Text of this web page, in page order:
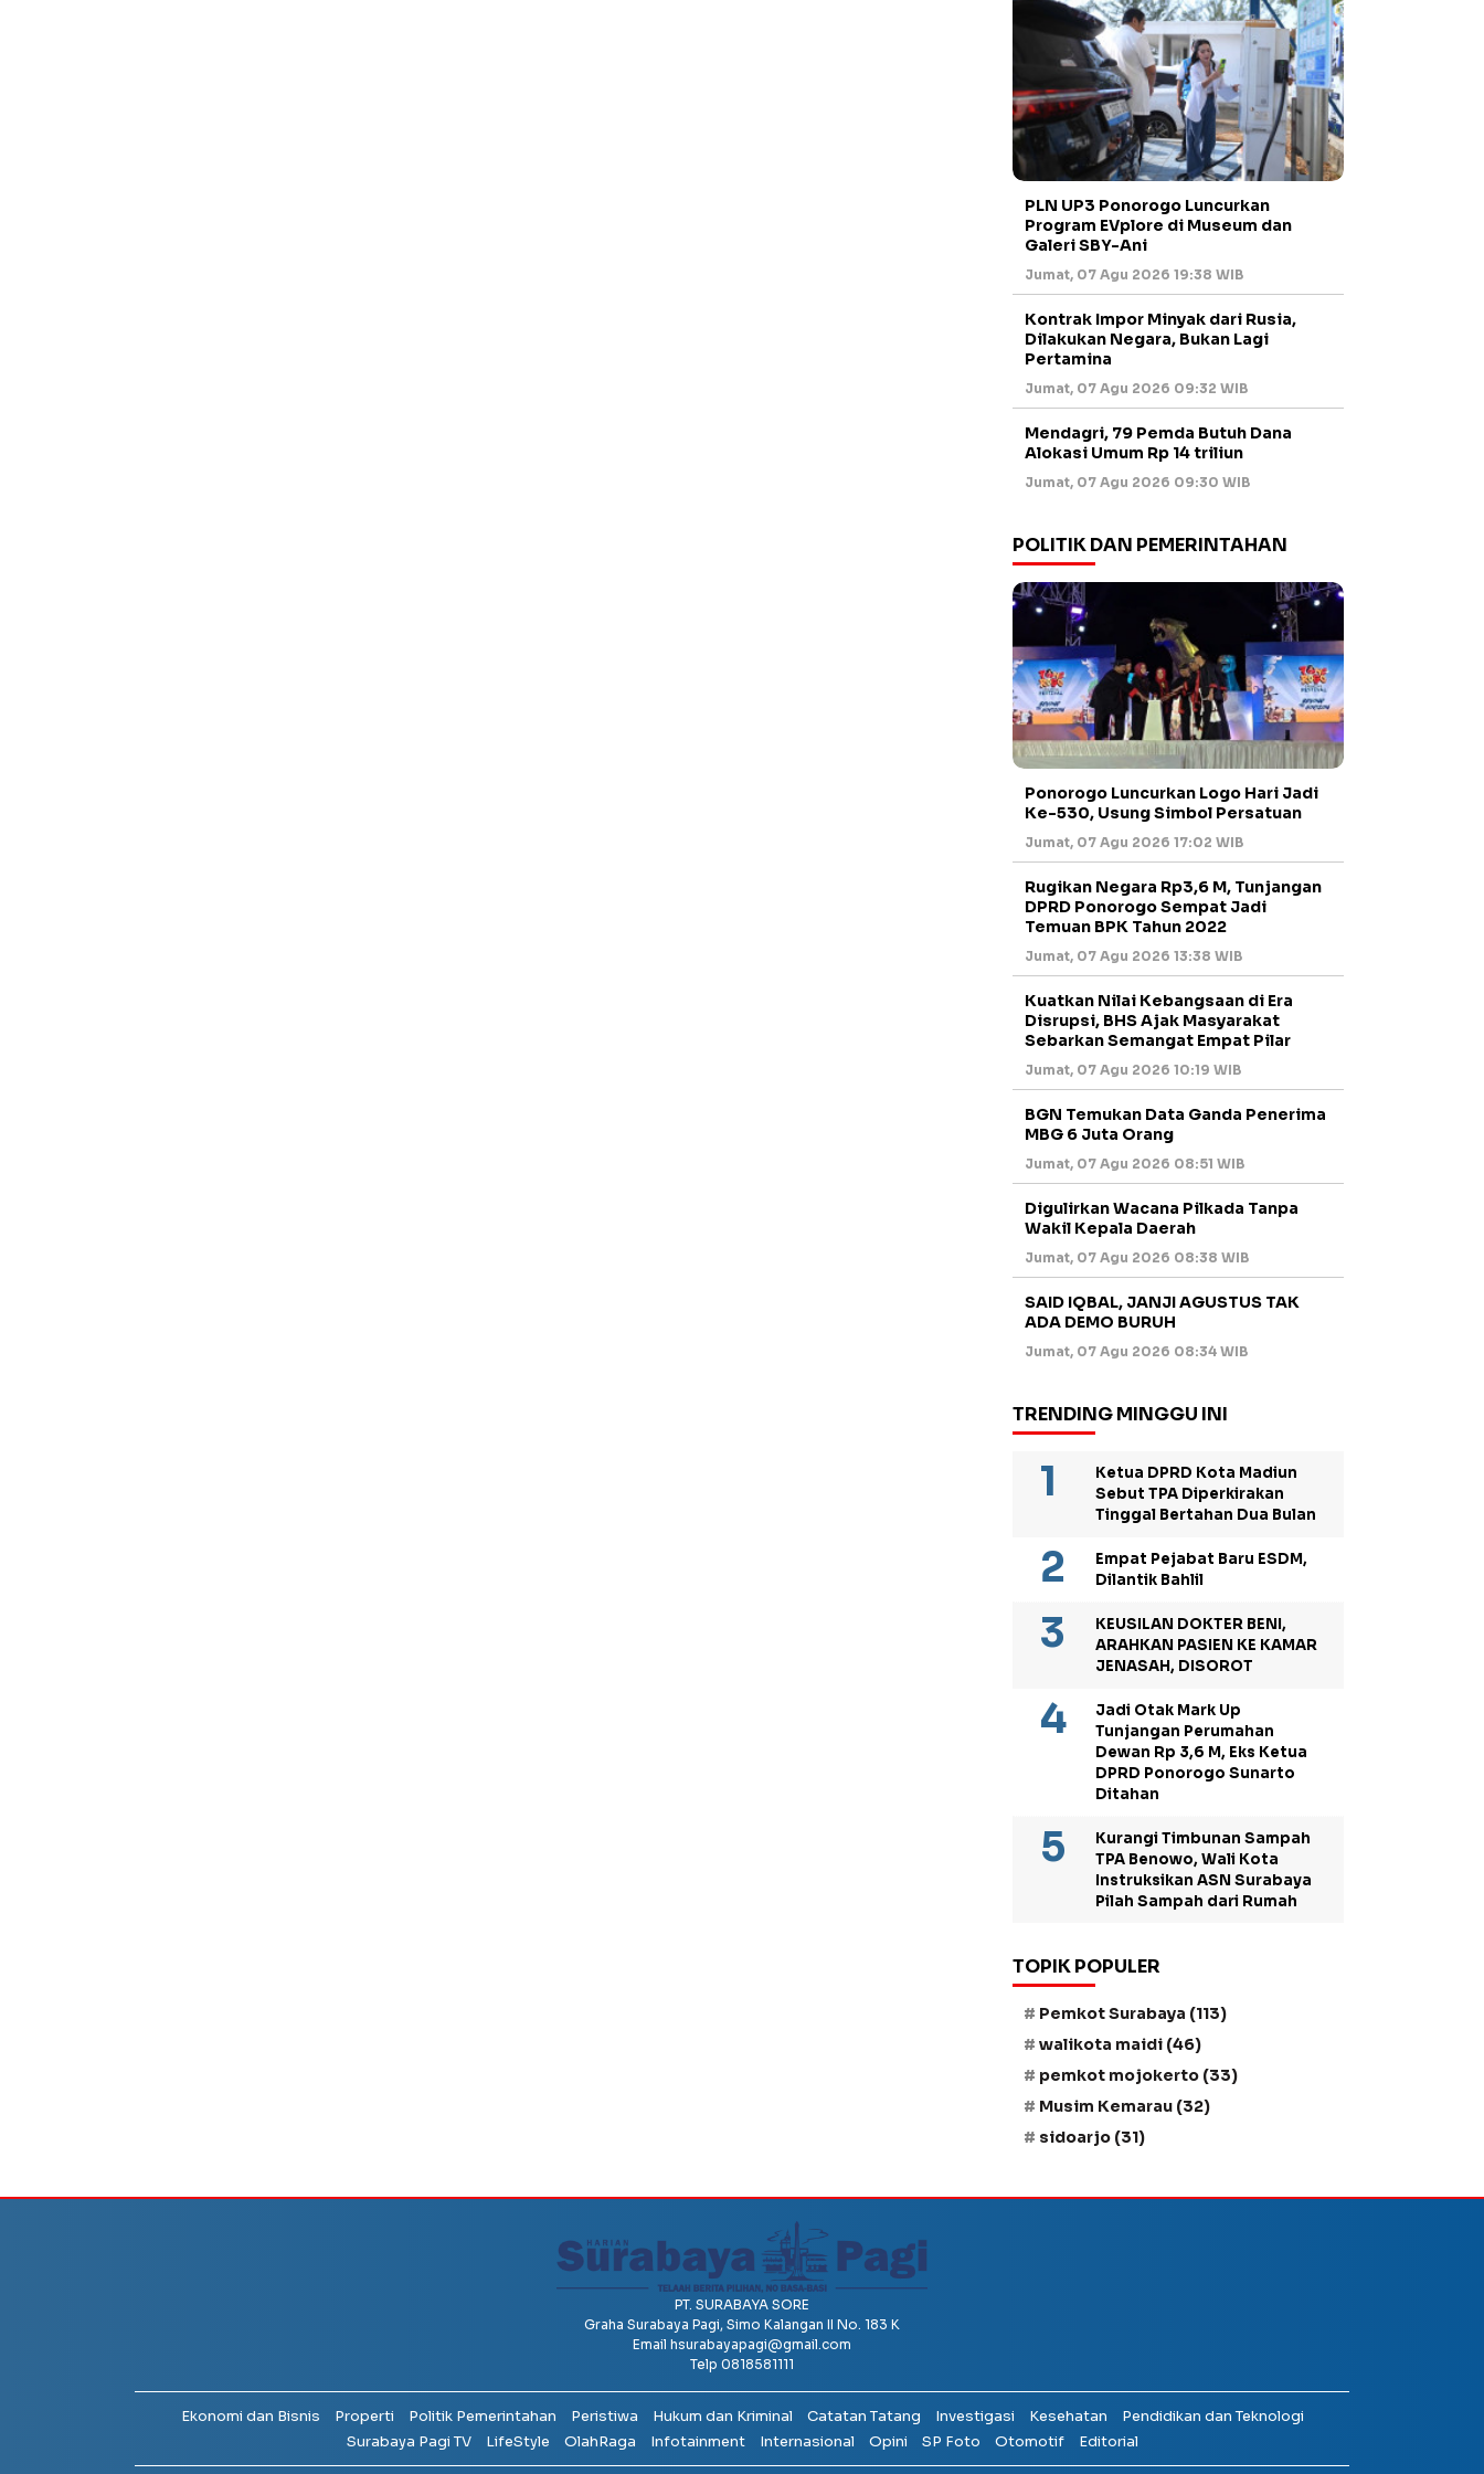
PLN UP3 Ponorogo Luncurkan
Program EVplore di Museum dan
Galeri SBY-Ani
Jumat, 07 Agu 2026 19:38 WIB
Kontrak Impor Minyak dari Rusia,
Dilakukan Negara, Bukan Lagi
Pertamina
Jumat, 07 Agu 2026 09:32 WIB
Mendagri, 79 Pemda Butuh Dana
Alokasi Umum Rp 14 triliun
Jumat, 07 Agu 2026 09:30 WIB
POLITIK DAN PEMERINTAHAN
Ponorogo Luncurkan Logo Hari Jadi
Ke-530, Usung Simbol Persatuan
Jumat, 07 Agu 2026 17:02 WIB
Rugikan Negara Rp3,6 M, Tunjangan
DPRD Ponorogo Sempat Jadi
Temuan BPK Tahun 2022
Jumat, 07 Agu 2026 13:38 WIB
Kuatkan Nilai Kebangsaan di Era
Disrupsi, BHS Ajak Masyarakat
Sebarkan Semangat Empat Pilar
Jumat, 07 Agu 2026 10:19 WIB
BGN Temukan Data Ganda Penerima
MBG 6 Juta Orang
Jumat, 07 Agu 2026 08:51 WIB
Digulirkan Wacana Pilkada Tanpa
Wakil Kepala Daerah
Jumat, 07 Agu 2026 08:38 WIB
SAID IQBAL, JANJI AGUSTUS TAK
ADA DEMO BURUH
Jumat, 07 Agu 2026 08:34 WIB
TRENDING MINGGU INI
Ketua DPRD Kota Madiun
Sebut TPA Diperkirakan
Tinggal Bertahan Dua Bulan
Empat Pejabat Baru ESDM,
Dilantik Bahlil
KEUSILAN DOKTER BENI,
ARAHKAN PASIEN KE KAMAR
JENASAH, DISOROT
Jadi Otak Mark Up
Tunjangan Perumahan
Dewan Rp 3,6 M, Eks Ketua
DPRD Ponorogo Sunarto
Ditahan
Kurangi Timbunan Sampah
TPA Benowo, Wali Kota
Instruksikan ASN Surabaya
Pilah Sampah dari Rumah
TOPIK POPULER
Pemkot Surabaya (113)
walikota maidi (46)
pemkot mojokerto (33)
Musim Kemarau (32)
sidoarjo (31)
PT. SURABAYA SORE
Graha Surabaya Pagi, Simo Kalangan II No. 183 K
Email hsurabayapagi@gmail.com
Telp 0818581111
Ekonomi dan Bisnis Properti Politik Pemerintahan Peristiwa Hukum dan Kriminal Catatan Tatang Investigasi Kesehatan
Pendidikan dan Teknologi
Surabaya Pagi TV
LifeStyle OlahRaga Infotainment Internasional Opini SP Foto Otomotif Editorial